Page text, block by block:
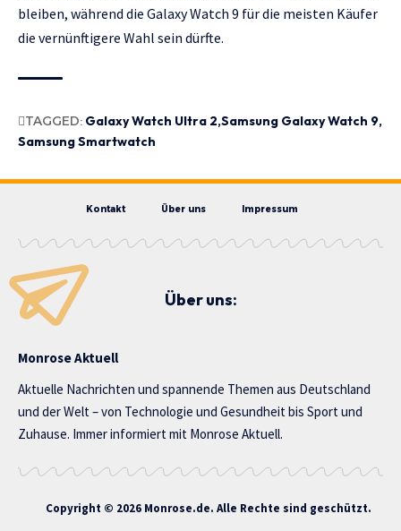
bleiben, während die Galaxy Watch 9 für die meisten Käufer
die vernünftigere Wahl sein dürfte.
TAGGED: Galaxy Watch Ultra 2 Samsung Galaxy Watch 9
Samsung Smartwatch
Kontakt Über uns Impressum
Über uns:
Monrose Aktuell
Aktuelle Nachrichten und spannende Themen aus Deutschland
und der Welt – von Technologie und Gesundheit bis Sport und
Zuhause. Immer informiert mit Monrose Aktuell.
Copyright © 2026 Monrose.de. Alle Rechte sind geschützt.